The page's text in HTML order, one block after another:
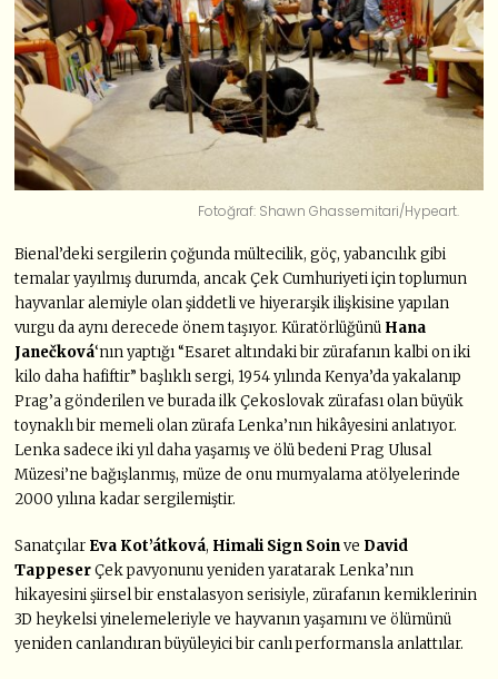
Fotoğraf: Shawn Ghassemitari/Hypeart.
Bienal’deki sergilerin çoğunda mültecilik, göç, yabancılık gibi
temalar yayılmış durumda, ancak Çek Cumhuriyeti için toplumun
hayvanlar alemiyle olan şiddetli ve hiyerarşik ilişkisine yapılan
vurgu da aynı derecede önem taşıyor. Küratörlüğünü Hana
Janečková‘nın yaptığı “Esaret altındaki bir zürafanın kalbi on iki
kilo daha hafiftir” başlıklı sergi, 1954 yılında Kenya’da yakalanıp
Prag’a gönderilen ve burada ilk Çekoslovak zürafası olan büyük
toynaklı bir memeli olan zürafa Lenka’nın hikâyesini anlatıyor.
Lenka sadece iki yıl daha yaşamış ve ölü bedeni Prag Ulusal
Müzesi’ne bağışlanmış, müze de onu mumyalama atölyelerinde
2000 yılına kadar sergilemiştir.
Sanatçılar Eva Kot’átková, Himali Sign Soinve David
TappeserÇek pavyonunu yeniden yaratarak Lenka’nın
hikayesini şiirsel bir enstalasyon serisiyle, zürafanın kemiklerinin
3D heykelsi yinelemeleriyle ve hayvanın yaşamını ve ölümünü
yeniden canlandıran büyüleyici bir canlı performansla anlattılar.